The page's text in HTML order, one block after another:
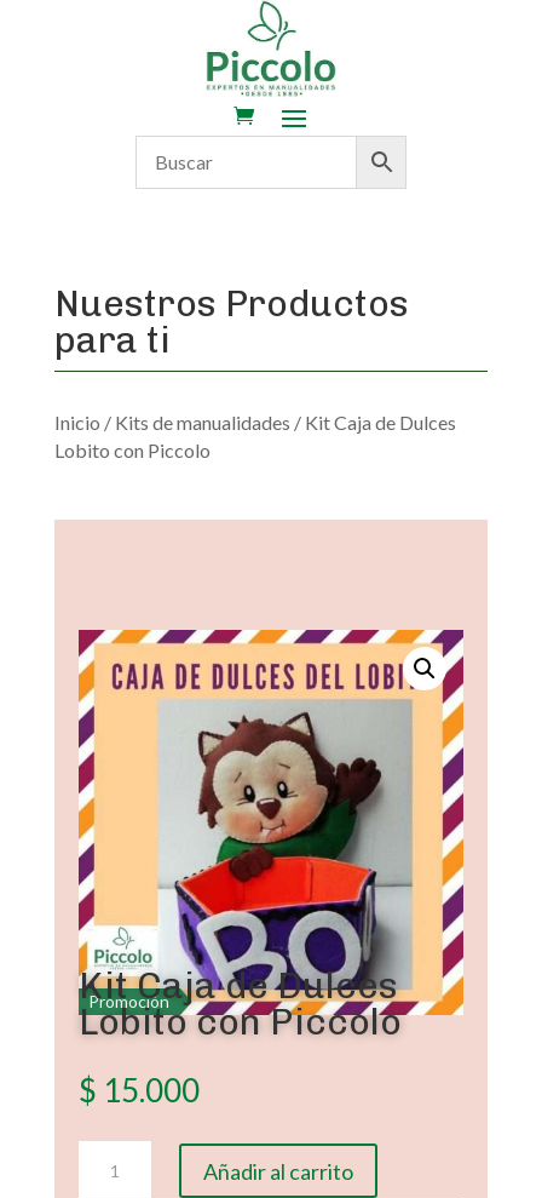
Nuestros Productos
para ti
Inicio / Kits de manualidades / Kit Caja de Dulces
Lobito con Piccolo
Promoción
Kit Caja de Dulces
Lobito con Piccolo
$ 15.000
Añadir al carrito